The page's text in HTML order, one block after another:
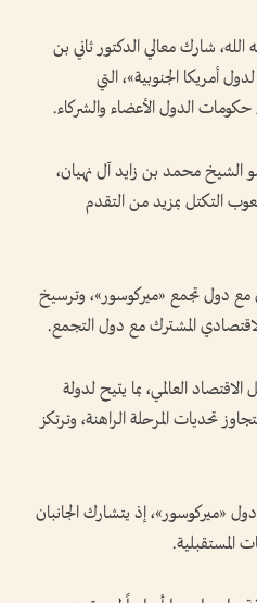
شارك معالي الدكتور ثاني بن
أمريكا الجنوبية»، التي
الدول الأعضاء والشركاء.
الشيخ محمد بن زايد آل نهيان،
التكتل بمزيد من التقدم
مع دول تجمع «ميركوسور»، وترسيخ
الاقتصادي المشترك مع دول التجمع.
العالمي، بما يتيح لدولة
تحديات المرحلة الراهنة، وترتكز
«ميركوسور»، إذ يتشارك الجانبان
المستقبلية.